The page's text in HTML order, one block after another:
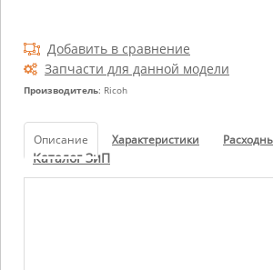
Добавить в сравнение
Запчасти для данной модели
Производитель: Ricoh
Описание Характеристики
Каталог ЗиП